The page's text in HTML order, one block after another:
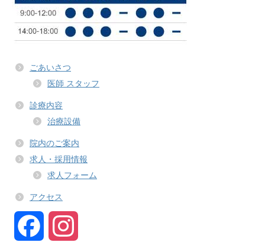
ごあいさつ
医師 スタッフ
診療内容
治療設備
院内のご案内
求人・採用情報
求人フォーム
アクセス